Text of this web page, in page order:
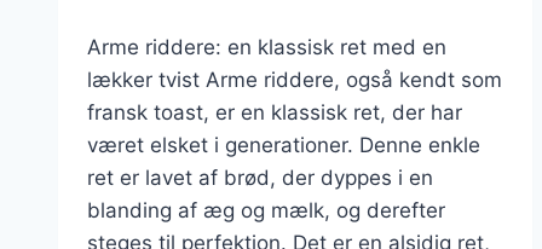
Arme riddere: en klassisk ret med en
lækker tvist Arme riddere, også kendt som
fransk toast, er en klassisk ret, der har
været elsket i generationer. Denne enkle
ret er lavet af brød, der dyppes i en
blanding af æg og mælk, og derefter
steges til perfektion. Det er en alsidig ret,